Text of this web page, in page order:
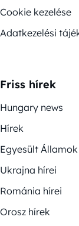
Cookie kezelése
Adatkezelési
Friss hírek
Hungary news
Hírek
Egyesült
Ukrajna hírei
Románia hírei
Orosz hírek